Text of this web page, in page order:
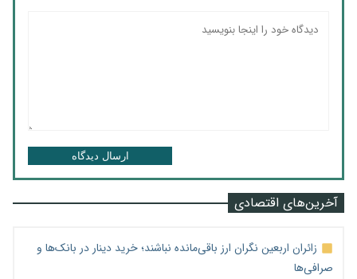
ارسال دیدگاه
آخرین‌های اقتصادی
زائران اربعین نگران ارز باقی‌مانده نباشند؛ خرید دینار در بانک‌ها و
صرافی‌ها